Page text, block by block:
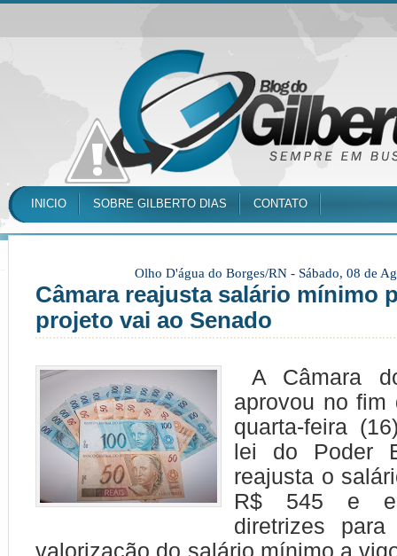
INICIO SOBRE GILBERTO DIAS CONTATO
Olho D'água do Borges/RN - Sábado, 08 de
Câmara reajusta salário mínimo
projeto vai ao Senado
A Câmara
aprovou no fim
quarta-feira
lei do Poder
reajusta o
R$ 545 e
diretrizes
valorização do salário mínimo a